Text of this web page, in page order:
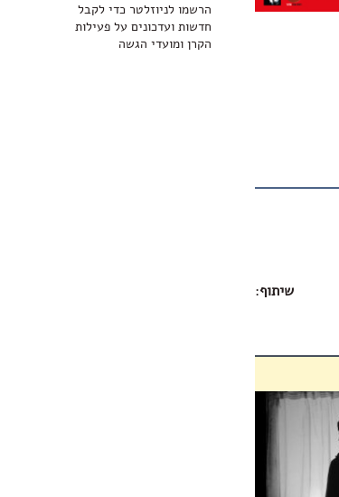
הרשמו לניוזלטר כדי לקבל
חדשות ועדכונים על פעילות
הקרן ומועדי הגשה
שיתוף: